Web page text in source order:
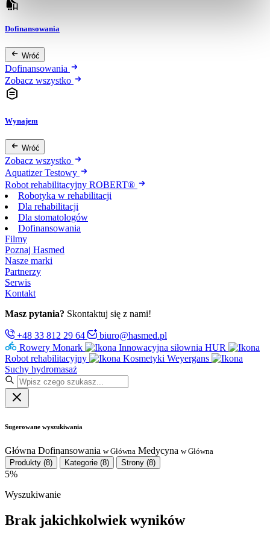
Dofinansowania
Wróć
Dofinansowania
Zobacz wszystko
Wynajem
Wróć
Zobacz wszystko
Aquatizer Testowy
Robot rehabilitacyjny ROBERT®
Robotyka w rehabilitacji
Dla rehabilitacji
Dla stomatologów
Dofinansowania
Filmy
Poznaj Hasmed
Nasze marki
Partnerzy
Serwis
Kontakt
Masz pytania? Skontaktuj się z nami!
+48 33 812 29 64
biuro@hasmed.pl
Rowery Monark
Innowacyjna siłownia HUR
Robot rehabilitacyjny
Kosmetyki Weyergans
Suchy hydromasaż
Sugerowane wyszukiwania
Główna Dofinansowania w Główna Medycyna w Główna
Produkty (8) Kategorie (8) Strony (8)
5%
Wyszukiwanie
Brak jakichkolwiek wyników